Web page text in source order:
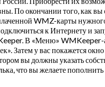
По окончании того, как вы
WMZ-карты
к Интернету и
В «Меню» WMKeeper-
Затем у вас покажется окно
вы должны указать
что вы желаете